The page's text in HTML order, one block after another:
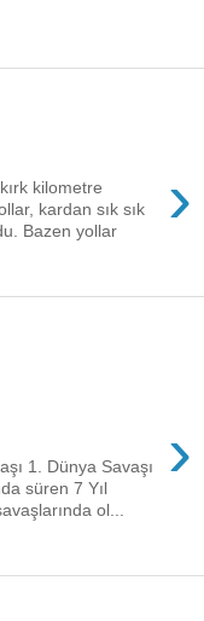
›
kilometre
kardan sık sık
Bazen yollar
›
1. Dünya Savaşı
süren 7 Yıl
ol...